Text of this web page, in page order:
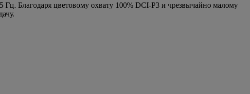
Благодаря цветовому охвату 100% DCI-P3 и чрезвычайно малому